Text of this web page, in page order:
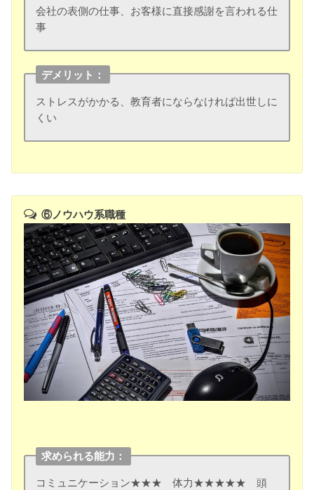
会社の表側の仕事、お客様に直接感謝を言われる仕
事
デメリット：
ストレスがかかる、教育者にならなければ出世しに
くい
⑥ノウハウ系職種
求められる能力：
コミュニケーション★★★ 体力★★★★★ 頭